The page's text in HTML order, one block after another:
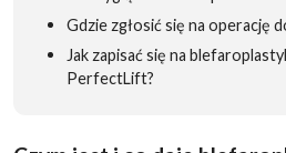
Gdzie zgłosić się na operację
Jak zapisać się na
PerfectLift?